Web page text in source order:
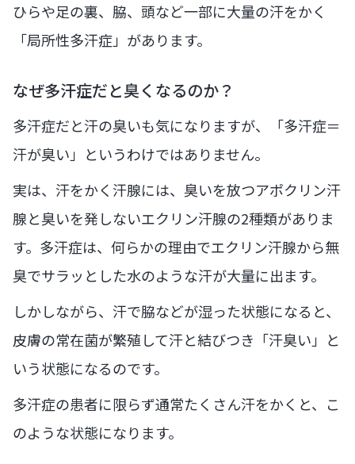
ひらや足の裏、脇、頭など一部に大量の汗をかく
「局所性多汗症」があります。
なぜ多汗症だと臭くなるのか？
多汗症だと汗の臭いも気になりますが、「多汗症＝
汗が臭い」というわけではありません。
実は、汗をかく汗腺には、臭いを放つアポクリン汗
腺と臭いを発しないエクリン汗腺の2種類がありま
す。多汗症は、何らかの理由でエクリン汗腺から無
臭でサラッとした水のような汗が大量に出ます。
しかしながら、汗で脇などが湿った状態になると、
皮膚の常在菌が繁殖して汗と結びつき「汗臭い」と
いう状態になるのです。
多汗症の患者に限らず通常たくさん汗をかくと、こ
のような状態になります。